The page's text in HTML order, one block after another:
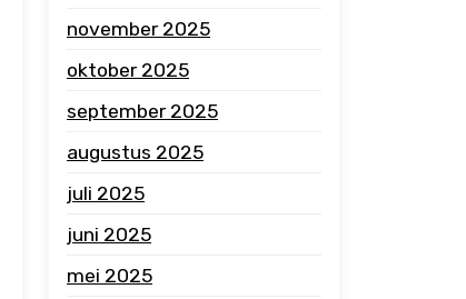
november 2025
oktober 2025
september 2025
augustus 2025
juli 2025
juni 2025
mei 2025